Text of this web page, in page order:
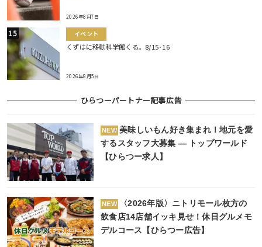
2026年8月7日
イベント
くずはに移動科学館くる。8/15･16
2026年8月5日
ひらつーパートナー記事広告
NEW 美味しいもん好き集まれ！地元を愛
するスタッフ大募集 ― トップワールド
【ひらつー求人】
NEW
〈2026年版〉ニトリモール枚方の
飲食店14店舗イッキ見せ！休日グルメモ
デルコース【ひらつー広告】